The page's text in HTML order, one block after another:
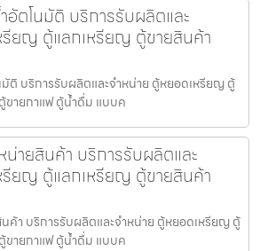
ตโนมัติ บริการรับผลิตและ
รียญ ตู้แลกเหรียญ ตู้ขายสินค้า
ติ บริการรับผลิตและจำหน่าย ตู้หยอดเหรียญ ตู้
ขายกาแฟ ตู้น้ำดื่ม แบบค
ายสินค้า บริการรับผลิตและ
รียญ ตู้แลกเหรียญ ตู้ขายสินค้า
ค้า บริการรับผลิตและจำหน่าย ตู้หยอดเหรียญ ตู้
ขายกาแฟ ตู้น้ำดื่ม แบบค